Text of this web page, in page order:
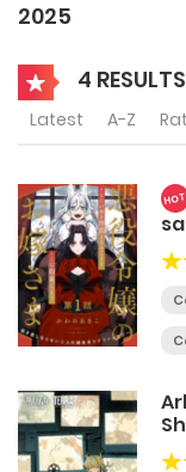
2025
4 RESULTS
Latest A-Z
HOT